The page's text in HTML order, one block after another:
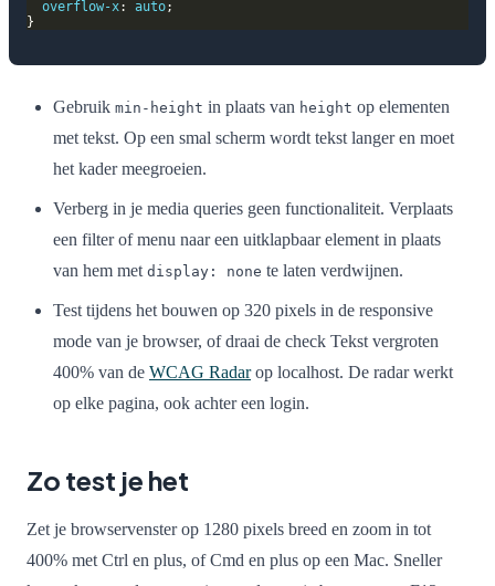
overflow-x: auto
Gebruik min-height in plaats van height op elementen
met tekst. Op een smal scherm wordt tekst langer en moet
het kader meegroeien.
Verberg in je media queries geen functionaliteit. Verplaats
een filter of menu naar een uitklapbaar element in plaats
van hem met display: none te laten verdwijnen.
Test tijdens het bouwen op 320 pixels in de responsive
mode van je browser, of draai de check Tekst vergroten
400% van de WCAG Radarop localhost. De radar werkt
op elke pagina, ook achter een login.
Zo test je het
Zet je browservenster op 1280 pixels breed en zoom in tot
400% met Ctrl en plus, of Cmd en plus op een Mac. Sneller